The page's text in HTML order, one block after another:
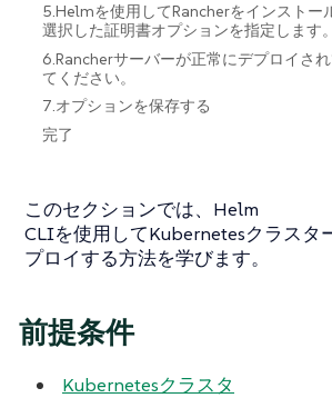
5.Helmを使用してRancherをインストー
選択した証明書オプションを指定します。
6.Rancherサーバーが正常にデプロイさ
てください。
7.オプションを保存する
完了
このセクションでは、Helm
CLIを使用してKubernetesクラスタ
プロイする方法を学びます。
前提条件
Kubernetesクラスタ